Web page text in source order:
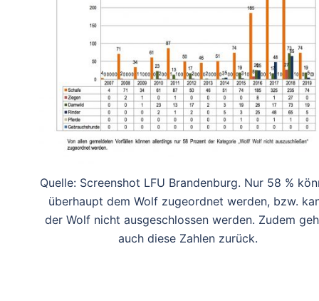
Quelle: Screenshot LFU Brandenburg. Nur 58 %
überhaupt dem Wolf zugeordnet werden, bzw.
der Wolf nicht ausgeschlossen werden. Zudem
auch diese Zahlen zurück.